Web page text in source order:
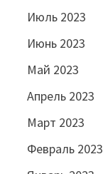
Июль 2023
Июнь 2023
Май 2023
Апрель 2023
Март 2023
Февраль 2023